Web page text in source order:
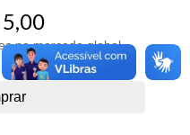
no mercado global